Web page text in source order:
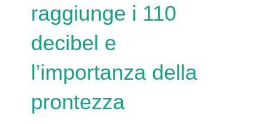
raggiunge i 110
decibel e
l’importanza della
prontezza